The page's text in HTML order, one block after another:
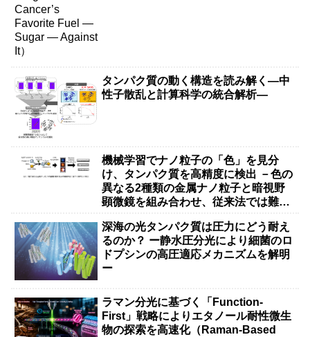
タンパク質の動く構造を読み解く―中
性子散乱と計算科学の統合解析―
機械学習でナノ粒子の「色」を見分
け、タンパク質を高精度に検出 －色の
異なる2種類の金属ナノ粒子と暗視野
顕微鏡を組み合わせ、従来法では難し
子の検出を実現－
深海の光タンパク質は圧力にどう耐え
るのか？ ー静水圧分光により細菌のロ
ドプシンの高圧適応メカニズムを解明
ー
ラマン分光に基づく「Function-
First」戦略によりエタノール耐性微生
物の探索を高速化（Raman-Based